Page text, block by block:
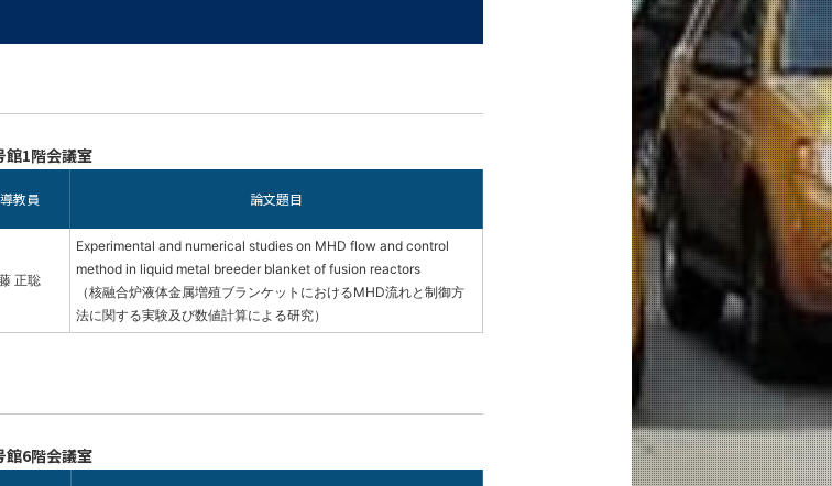
館1階会議室
教員 論文題目
正聡
Experimental and numerical studies on MHD flow and control
method in liquid metal breeder blanket of fusion reactors
（核融合炉液体金属増殖ブランケットにおけるMHD流れと制御方
法に関する実験及び数値計算による研究）
館6階会議室